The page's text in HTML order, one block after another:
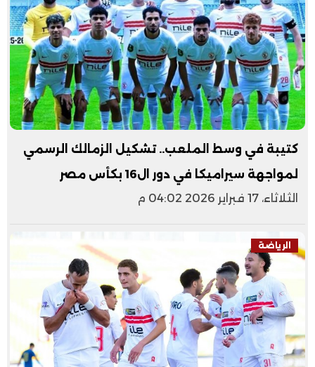
كتيبة في وسط الملعب.. تشكيل الزمالك الرسمي
لمواجهة سيراميكا في دور ال16 بكأس مصر
الثلاثاء، 17 فبراير 2026 04:02 م
الرياضة